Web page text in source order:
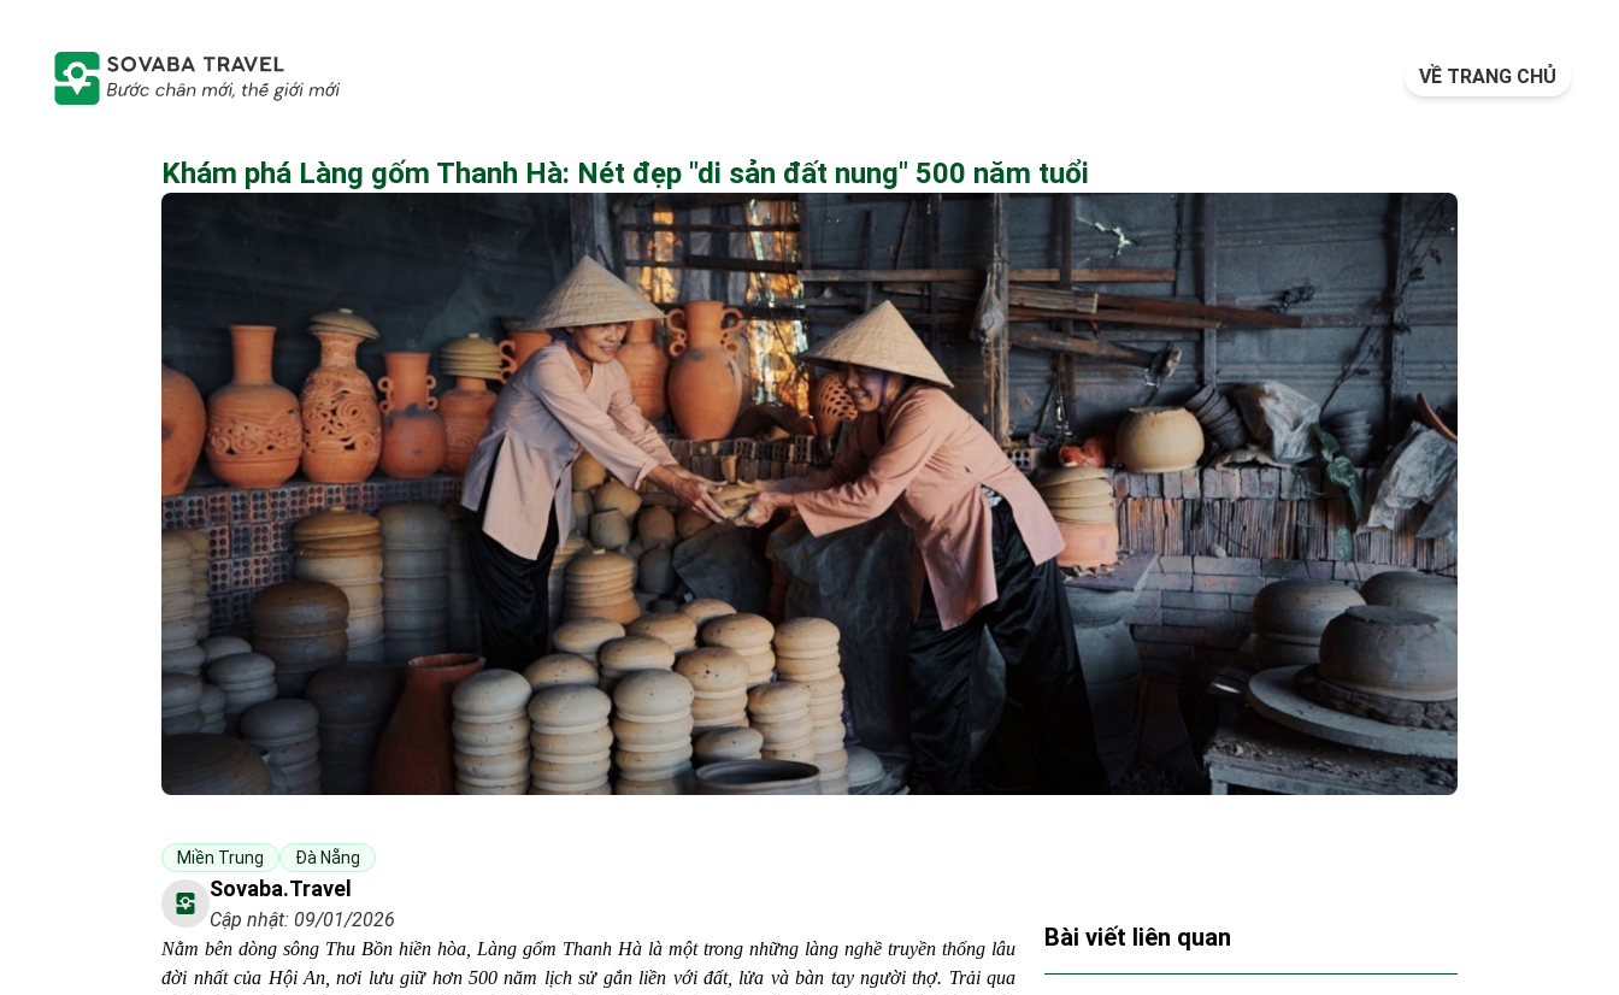
VỀ TRANG CHỦ
Khám phá Làng gốm Thanh Hà: Nét đẹp "di sản đất nung" 500 năm tuổi
Miền Trung Đà Nẵng
Sovaba.travel
Cập nhật: 09/01/2026
Nằm bên dòng sông Thu Bồn hiền hòa, Làng gốm Thanh Hà là một trong những làng nghề truyền thống lâu
đời nhất của Hội An, nơi lưu giữ hơn 500 năm lịch sử gắn liền với đất, lửa và bàn tay người thợ. Trải qua
Bài viết liên quan